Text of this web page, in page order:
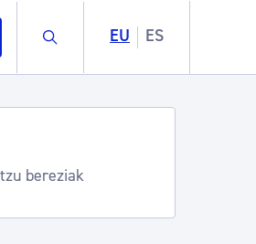
Buscar EU ES
bereziak